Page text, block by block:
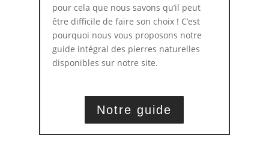
pour cela que nous savons qu’il peut
être difficile de faire son choix ! C’est
pourquoi nous vous proposons notre
guide intégral des pierres naturelles
disponibles sur notre site.
Notre guide